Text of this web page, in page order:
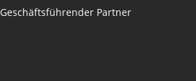
Geschäftsführender Partner